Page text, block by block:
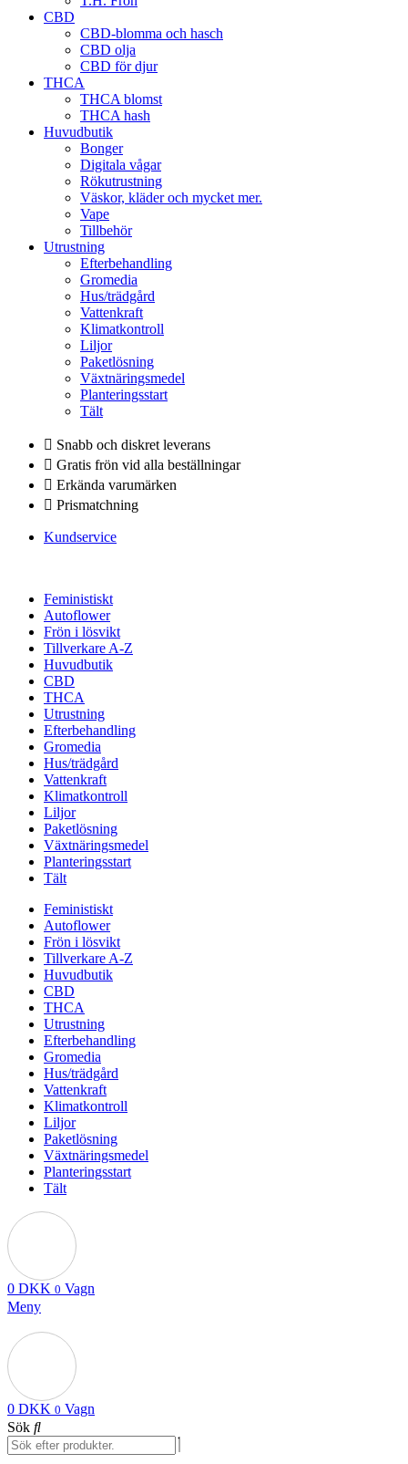
CBD
CBD-blomma och hasch
CBD olja
CBD för djur
THCA
THCA blomst
THCA hash
Huvudbutik
Bonger
Digitala vågar
Rökutrustning
Väskor, kläder och mycket mer.
Vape
Tillbehör
Utrustning
Efterbehandling
Gromedia
Hus/trädgård
Vattenkraft
Klimatkontroll
Liljor
Paketlösning
Växtnäringsmedel
Planteringsstart
Tält
Snabb och diskret leverans
Gratis frön vid alla beställningar
Erkända varumärken
Prismatchning
Kundservice
Feministiskt
Autoflower
Frön i lösvikt
Tillverkare A-Z
Huvudbutik
CBD
THCA
Utrustning
Efterbehandling
Gromedia
Hus/trädgård
Vattenkraft
Klimatkontroll
Liljor
Paketlösning
Växtnäringsmedel
Planteringsstart
Tält
Feministiskt
Autoflower
Frön i lösvikt
Tillverkare A-Z
Huvudbutik
CBD
THCA
Utrustning
Efterbehandling
Gromedia
Hus/trädgård
Vattenkraft
Klimatkontroll
Liljor
Paketlösning
Växtnäringsmedel
Planteringsstart
Tält
0 DKK 0 Vagn
Meny
0 DKK 0 Vagn
Sök